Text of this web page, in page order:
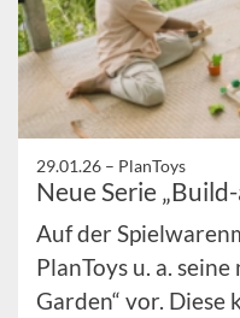
29.01.26 – PlanToys
Neue Serie
Auf der
PlanToys u. a.
Garden“ vor. Diese